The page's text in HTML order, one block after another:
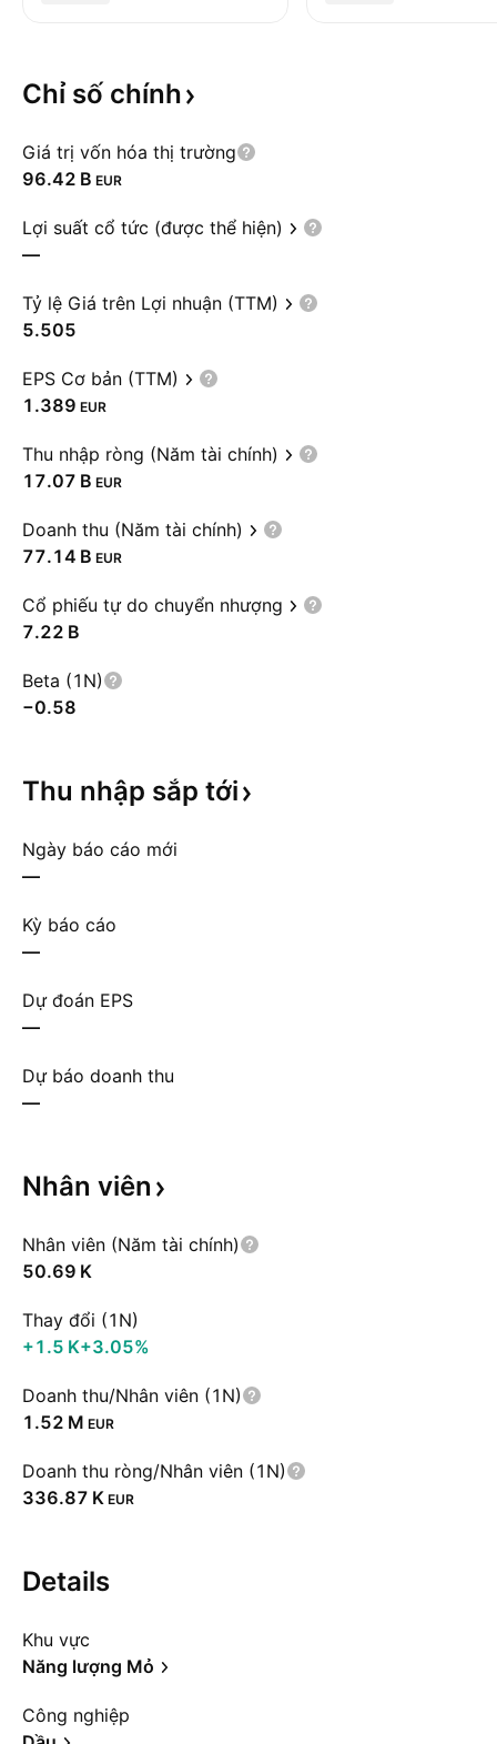
Chỉ số chính
Giá trị vốn hóa thị trường
‪96.42 B‬ EUR
Lợi suất cổ tức (được thể hiện)
—
Tỷ lệ Giá trên Lợi nhuận (TTM)
5.505
EPS Cơ bản (TTM)
1.389 EUR
Thu nhập ròng (Năm tài chính)
‪17.07 B‬ EUR
Doanh thu (Năm tài chính)
‪77.14 B‬ EUR
Cổ phiếu tự do chuyển nhượng
‪7.22 B‬
Beta (1N)
−0.58
Thu nhập sắp tới
Ngày báo cáo mới
—
Kỳ báo cáo
—
Dự đoán EPS
—
Dự báo doanh thu
—
Nhân viên
Nhân viên (Năm tài chính)
‪50.69 K‬
Thay đổi (1N)
‪+1.5 K‬+3.05%
Doanh thu/Nhân viên (1N)
‪1.52 M‬ EUR
Doanh thu ròng/Nhân viên (1N)
‪336.87 K‬ EUR
Details
Khu vực
Năng lượng Mỏ
Công nghiệp